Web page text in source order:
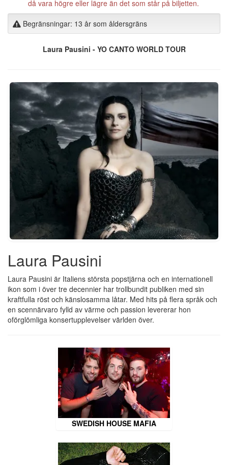
då vara högre eller lägre än det som står på biljetten.
Begränsningar: 13 år som åldersgräns
Laura Pausini - YO CANTO WORLD TOUR
Laura Pausini
Laura Pausini är Italiens största popstjärna och en internationell
ikon som i över tre decennier har trollbundit publiken med sin
kraftfulla röst och känslosamma låtar. Med hits på flera språk och
en scennärvaro fylld av värme och passion levererar hon
oförglömliga konsertupplevelser världen över.
SWEDISH HOUSE MAFIA